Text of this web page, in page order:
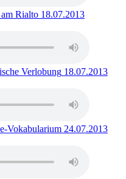
Rialto Ausleihbar seit dem
18.07.2013
am Rialto
Verlobung Ausleihbar seit
18.07.2013
Verlobung
Vokabularium Ausleihbar seit
24.07.2013
Vokabularium